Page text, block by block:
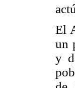
El
un
y